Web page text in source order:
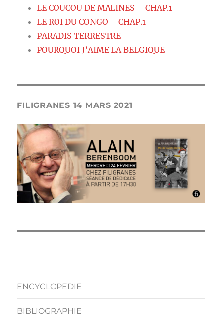
LE COUCOU DE MALINES – CHAP.1
LE ROI DU CONGO – CHAP.1
PARADIS TERRESTRE
POURQUOI J’AIME LA BELGIQUE
FILIGRANES 14 MARS 2021
ENCYCLOPEDIE
BIBLIOGRAPHIE